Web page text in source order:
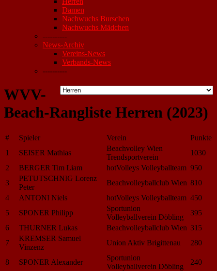
Damen
Nachwuchs Burschen
Nachwuchs Mädchen
----------
News-Archiv
Vereins-News
Verbands-News
----------
WVV-
Beach-Rangliste Herren (2023)
# Spieler Verein
Punkte
1
SEISER Mathias
Beachvolley Wien
Trendsportverein
1030
2
BERGER Tim Liam hotVolleys Volleyballteam 950
3
PETUTSCHNIG Lorenz
Peter
Beachvolleyballclub Wien 810
4
ANTONI Niels hotVolleys Volleyballteam 450
5
SPONER Philipp
Sportunion
Volleyballverein Döbling
395
6
THURNER Lukas Beachvolleyballclub Wien 315
7
KREMSER Samuel
Vinzenz
Union Aktiv Brigittenau 280
8 SPONER Alexander
Sportunion
Volleyballverein Döbling
240